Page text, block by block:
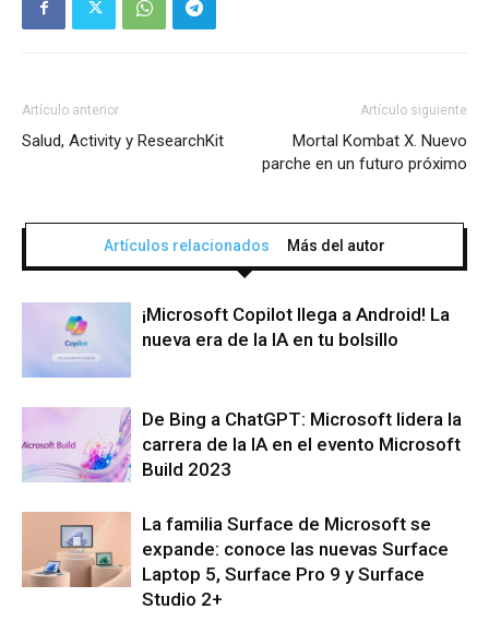
Artículo anterior
Salud, Activity y ResearchKit
Artículo siguiente
Mortal Kombat X. Nuevo
parche en un futuro próximo
Artículos relacionados Más del autor
¡Microsoft Copilot llega a Android! La
nueva era de la IA en tu bolsillo
De Bing a ChatGPT: Microsoft lidera la
carrera de la IA en el evento Microsoft
Build 2023
La familia Surface de Microsoft se
expande: conoce las nuevas Surface
Laptop 5, Surface Pro 9 y Surface
Studio 2+